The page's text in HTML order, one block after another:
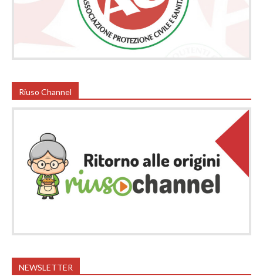
Riuso Channel
NEWSLETTER